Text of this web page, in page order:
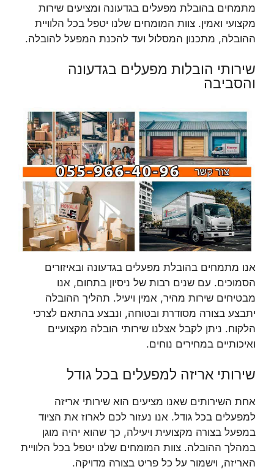
מתמחים בהובלת מפעלים בגדעונה ומציעים שירות
מקצועי ואמין. צוות המומחים שלנו יטפל בכל הלוויית
ההובלה, מתכנון המסלול ועד להכנת המפעל להובלה.
שירותי הובלות מפעלים בגדעונה
והסביבה
אנו מתמחים בהובלת מפעלים בגדעונה ובאיזורים
הסמוכים. עם שנים רבות של ניסיון בתחום, אנו
מבטיחים שירות מהיר, אמין ויעיל. תהליך ההובלה
יתבצע בצורה מסודרת ובטוחה, ונבצע בהתאם לצרכי
הלקוח. ניתן לקבל אצלנו שירותי הובלה מקצועיים
ואיכותיים במחירים נוחים.
שירותי אריזה למפעלים בכל גודל
אחת השירותים שאנו מציעים הוא שירותי אריזה
למפעלים בכל גודל. אנו נעזור לכם לארוז את הציוד
במפעל בצורה מקצועית ויעילה, כך שהוא יהיה מוגן
במהלך ההובלה. צוות המומחים שלנו יטפל בכל הלוויית
האריזה, וישמור על כל פריט בצורה מדויקה.